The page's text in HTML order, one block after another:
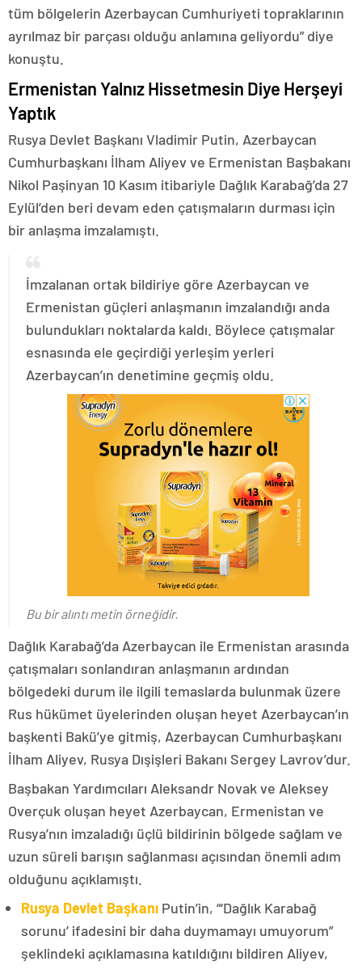
tüm bölgelerin Azerbaycan Cumhuriyeti topraklarının
ayrılmaz bir parçası olduğu anlamına geliyordu” diye
konuştu.
Ermenistan Yalnız Hissetmesin Diye Herşeyi
Yaptık
Rusya Devlet Başkanı Vladimir Putin, Azerbaycan
Cumhurbaşkanı İlham Aliyev ve Ermenistan Başbakanı
Nikol Paşinyan 10 Kasım itibariyle Dağlık Karabağ’da 27
Eylül’den beri devam eden çatışmaların durması için
bir anlaşma imzalamıştı.
İmzalanan ortak bildiriye göre Azerbaycan ve
Ermenistan güçleri anlaşmanın imzalandığı anda
bulundukları noktalarda kaldı. Böylece çatışmalar
esnasında ele geçirdiği yerleşim yerleri
Azerbaycan’ın denetimine geçmiş oldu.
Bu bir alıntı metin örneğidir.
Dağlık Karabağ’da Azerbaycan ile Ermenistan arasında
çatışmaları sonlandıran anlaşmanın ardından
bölgedeki durum ile ilgili temaslarda bulunmak üzere
Rus hükümet üyelerinden oluşan heyet Azerbaycan’ın
başkenti Bakü’ye gitmiş, Azerbaycan Cumhurbaşkanı
İlham Aliyev, Rusya Dışişleri Bakanı Sergey Lavrov’dur.
Başbakan Yardımcıları Aleksandr Novak ve Aleksey
Overçuk oluşan heyet Azerbaycan, Ermenistan ve
Rusya’nın imzaladığı üçlü bildirinin bölgede sağlam ve
uzun süreli barışın sağlanması açısından önemli adım
olduğunu açıklamıştı.
Rusya Devlet Başkanı Putin’in, “‘Dağlık Karabağ
sorunu’ ifadesini bir daha duymamayı umuyorum”
şeklindeki açıklamasına katıldığını bildiren Aliyev,